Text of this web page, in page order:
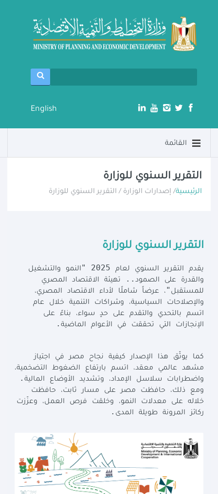
English
القائمة
التقرير السنوي للوزارة
الرئيسية/ إصدارات الوزارة / التقرير السنوي للوزارة
التقرير السنوي للوزارة
يقدم التقرير السنوي لعام النمو
والتشغيل
والقدرة
على الصمود .. تهيئة الاقتصاد
المصري
للمستقبل "، عرضاً شاملًا لأداء الاقتصاد
المصري،
والإصلاحات
السياسية، وشراكات التنمية خلال
عام
اتسم
بالتحدي والتقدم على حدٍ سواء، بناءً
على
الإنجازات
التي تحققت في الأعوام الماضية .
كما يوثّق هذا الإصدار كيفية نجاح مصر في
اجتياز
مشهد
عالمي معقد، اتسم بارتفاع الضغوط
التضخمية،
واضطرابات
سلاسل الإمداد، وتشديد الأوضاع المالية .
ومع ذلك، حافظت مصر على مسار ثابت،
حافظت
خلاله
على معدلات النمو، وخلقت فرص العمل،
وعزّزت
ركائز
المرونة طويلة المدى .